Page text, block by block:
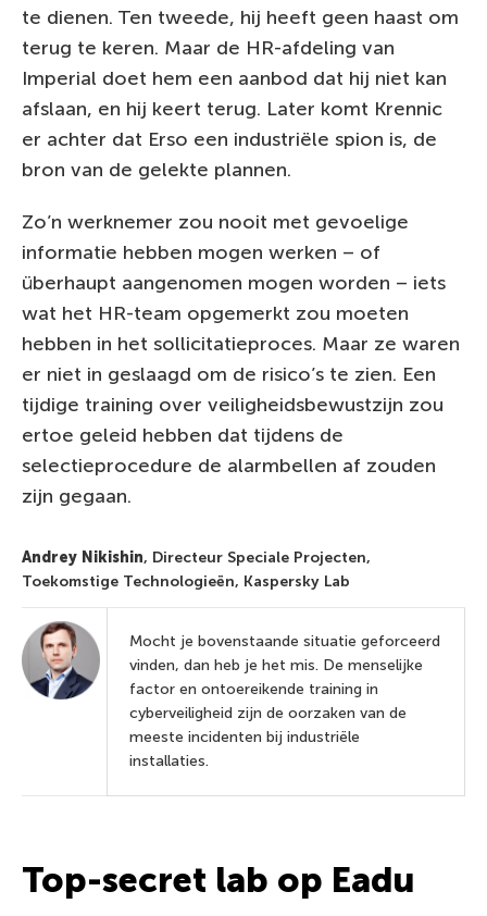
te dienen. Ten tweede, hij heeft geen haast om
terug te keren. Maar de HR-afdeling van
Imperial doet hem een aanbod dat hij niet kan
afslaan, en hij keert terug. Later komt Krennic
er achter dat Erso een industriële spion is, de
bron van de gelekte plannen.
Zo’n werknemer zou nooit met gevoelige
informatie hebben mogen werken – of
überhaupt aangenomen mogen worden – iets
wat het HR-team opgemerkt zou moeten
hebben in het sollicitatieproces. Maar ze waren
er niet in geslaagd om de risico’s te zien. Een
tijdige training over veiligheidsbewustzijn zou
ertoe geleid hebben dat tijdens de
selectieprocedure de alarmbellen af zouden
zijn gegaan.
Andrey Nikishin, Directeur Speciale Projecten,
Toekomstige Technologieën, Kaspersky Lab
Mocht je bovenstaande situatie geforceerd
vinden, dan heb je het mis. De menselijke
factor en ontoereikende training in
cyberveiligheid zijn de oorzaken van de
meeste incidenten bij industriële
installaties.
Top-secret lab op Eadu